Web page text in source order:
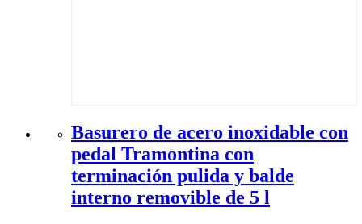
Basurero de acero inoxidable con
pedal Tramontina con
terminación pulida y balde
interno removible de 5 l